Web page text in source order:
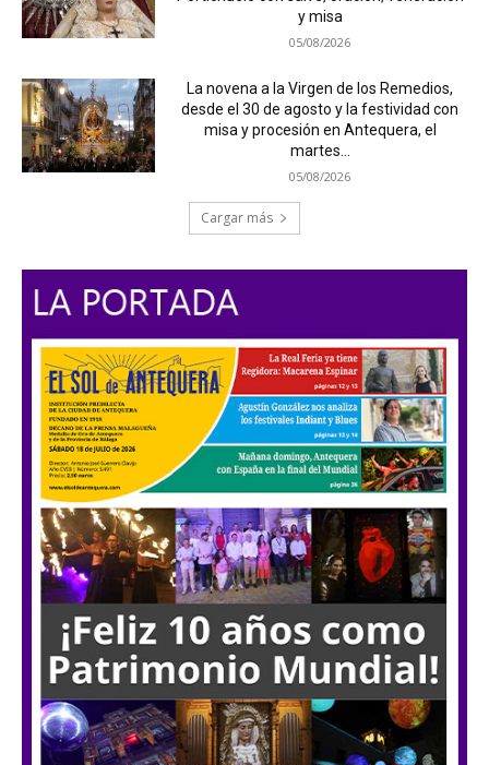
y misa
05/08/2026
La novena a la Virgen de los Remedios,
desde el 30 de agosto y la festividad con
misa y procesión en Antequera, el
martes...
05/08/2026
Cargar más